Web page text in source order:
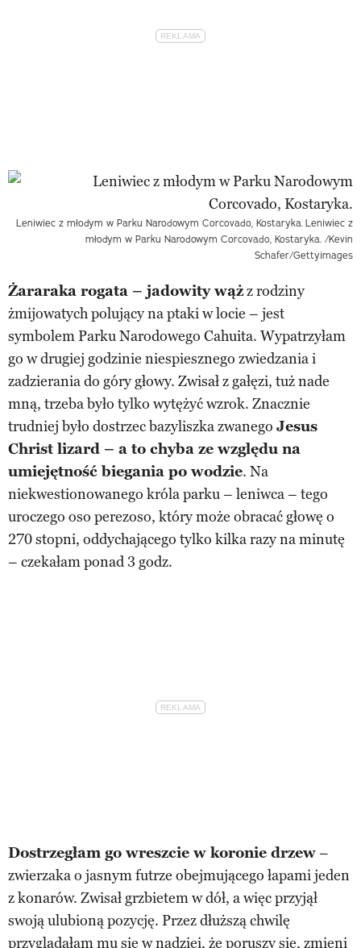
Leniwiec z młodym w Parku Narodowym Corcovado, Kostaryka. Leniwiec z
młodym w Parku Narodowym Corcovado, Kostaryka. /Kevin
Schafer/Gettyimages
Żararaka rogata – jadowity wążz rodziny
żmijowatych polujący na ptaki w locie – jest
symbolem Parku Narodowego Cahuita. Wypatrzyłam
go w drugiej godzinie niespiesznego zwiedzania i
zadzierania do góry głowy. Zwisał z gałęzi, tuż nade
mną, trzeba było tylko wytężyć wzrok. Znacznie
trudniej było dostrzec bazyliszka zwanego Jesus
Christ lizard – a to chyba ze względu na
umiejętność biegania po wodzie. Na
niekwestionowanego króla parku – leniwca – tego
uroczego oso perezoso, który może obracać głowę o
270 stopni, oddychającego tylko kilka razy na minutę
– czekałam ponad 3 godz.
Dostrzegłam go wreszcie w koronie drzew–
zwierzaka o jasnym futrze obejmującego łapami jeden
z konarów. Zwisał grzbietem w dół, a więc przyjął
swoją ulubioną pozycję. Przez dłuższą chwilę
przyglądałam mu się w nadziei, że poruszy się, zmieni